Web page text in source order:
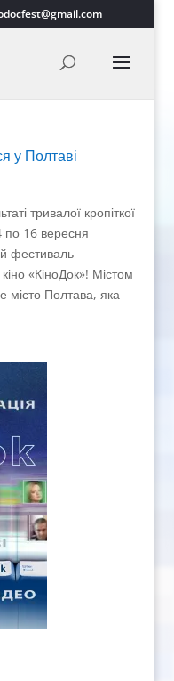
у Полтаві
тривалої кропіткої
по 16 вересня
фестиваль
«КіноДок»! Містом
місто Полтава, яка